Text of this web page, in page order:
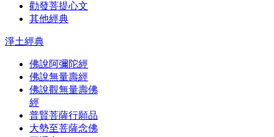
勸發菩提心文
其他經典
淨土經典
佛說阿彌陀經
佛說無量壽經
佛說觀無量壽佛
經
普賢菩薩行願品
大勢至菩薩念佛